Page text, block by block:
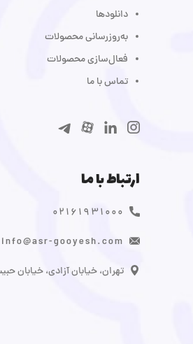
دانلودها
به‌روزرسانی محصولات
فعال‌سازی محصولات
تماس با ما
ارتباط با ما
۰۲۱۶۱۹۳۱۰۰۰
info@asr-gooyesh.com
تهران، خیابان آزادی، خیابان حبیب